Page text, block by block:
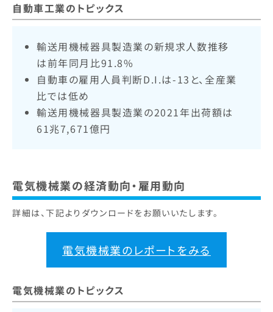
自動車工業のトピックス
輸送用機械器具製造業の新規求人数推移
は前年同月比91.8%
自動車の雇用人員判断D.I.は-13と、全産業
比では低め
輸送用機械器具製造業の2021年出荷額は
61兆7,671億円
電気機械業の経済動向・雇用動向
詳細は、下記よりダウンロードをお願いいたします。
電気機械業のレポートをみる
電気機械業のトピックス